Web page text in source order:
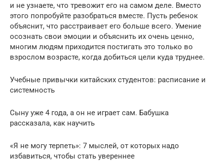
и не узнаете, что тревожит его на самом деле. Вместо
этого попробуйте разобраться вместе. Пусть ребенок
объяснит, что расстраивает его больше всего. Умение
осознать свои эмоции и объяснить их очень ценно,
многим людям приходится постигать это только во
взрослом возрасте, когда добиться цели куда труднее.
Учебные привычки китайских студентов: расписание и
системность
Сыну уже 4 года, а он не играет сам. Бабушка
рассказала, как научить
«Я не могу терпеть»: 7 мыслей, от которых надо
избавиться, чтобы стать увереннее